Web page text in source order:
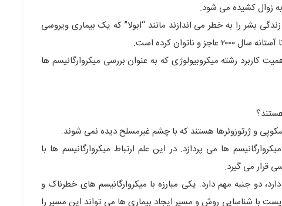
به زوال کشیده می شود.
بشر را به خطر می اندازند مانند “ابولا” که یک بیماری ویروسی
کرده است.
رشته میکروبیولوژی که به عنوان بررسی میکروارگانیسم ها
و ژرتوزوئرها هستند که با چشم غیرمسلح دیده نمی شوند.
ها می پردازد. در این علم ارتباط میکروارگانیسم ها با
قرار می گیرد.
دو جنبه مهم دارد. یکی مبارزه با میکروارگانیسم های خطرناک و
با شناسایی روش و مسیر ایجاد بیماری ها می تواند این مسیر را